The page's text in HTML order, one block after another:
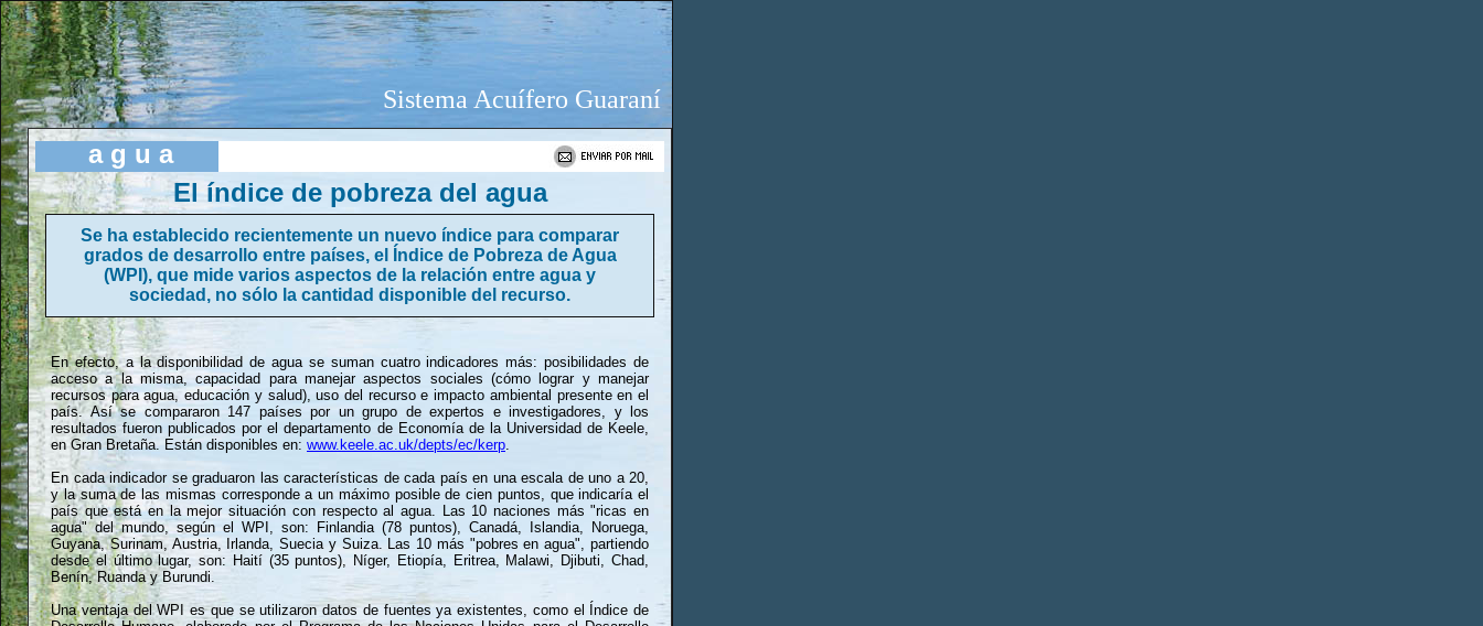
Sistema Acuífero Guaraní
a g u a
El índice de pobreza del agua
Se ha establecido recientemente un nuevo índice para comparar
grados de desarrollo entre países, el Índice de Pobreza de Agua
(WPI), que mide varios aspectos de la relación entre agua y
sociedad, no sólo la cantidad disponible del recurso.
En efecto, a la disponibilidad de agua se suman cuatro indicadores más: posibilidades de
acceso a la misma, capacidad para manejar aspectos sociales (cómo lograr y manejar
recursos para agua, educación y salud), uso del recurso e impacto ambiental presente en el
país. Así se compararon 147 países por un grupo de expertos e investigadores, y los
resultados fueron publicados por el departamento de Economía de la Universidad de Keele,
en Gran Bretaña. Están disponibles en: www.keele.ac.uk/depts/ec/kerp.
En cada indicador se graduaron las características de cada país en una escala de uno a 20,
y la suma de las mismas corresponde a un máximo posible de cien puntos, que indicaría el
país que está en la mejor situación con respecto al agua. Las 10 naciones más "ricas en
agua" del mundo, según el WPI, son: Finlandia (78 puntos), Canadá, Islandia, Noruega,
Guyana, Surinam, Austria, Irlanda, Suecia y Suiza. Las 10 más "pobres en agua", partiendo
desde el último lugar, son: Haití (35 puntos), Níger, Etiopía, Eritrea, Malawi, Djibuti, Chad,
Benín, Ruanda y Burundi.
Una ventaja del WPI es que se utilizaron datos de fuentes ya existentes, como el Índice de